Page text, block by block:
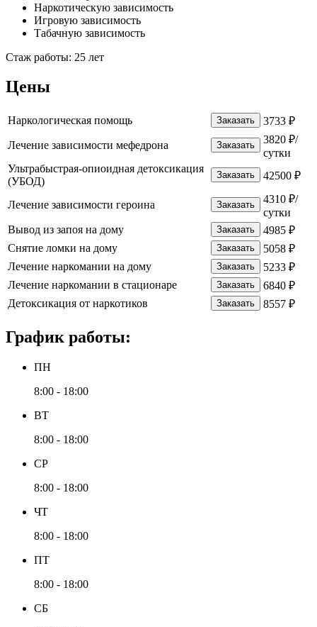
Наркотическую зависимость
Игровую зависимость
Табачную зависимость
Стаж работы: 25 лет
Цены
Наркологическая помощь Заказать
3733 ₽
Лечение зависимости мефедрона
Заказать
3820 ₽/
сутки
Ультрабыстрая-опиоидная детоксикация
(УБОД)
Заказать 42500 ₽
Лечение зависимости героина Заказать
4310 ₽/
сутки
Вывод из запоя на дому
Заказать
4985 ₽
Снятие ломки на дому
Заказать
5058 ₽
Лечение наркомании на дому
Заказать
5233 ₽
Лечение наркомании в стационаре
Заказать
6840 ₽
Детоксикация от наркотиков
Заказать 8557 ₽
График работы:
ПН
8:00 - 18:00
ВТ
8:00 - 18:00
СР
8:00 - 18:00
ЧТ
8:00 - 18:00
ПТ
8:00 - 18:00
СБ